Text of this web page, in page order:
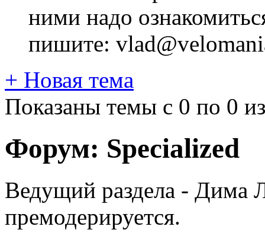
ними надо
пишите:
+ Новая тема
Показаны темы с 0 по 0
Форум: Specialized
Ведущий раздела - Дима
премодерируется.